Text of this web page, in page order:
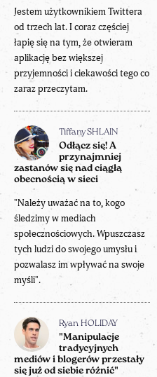
Jestem użytkownikiem Twittera
od trzech lat. I coraz częściej
łapię się na tym, że otwieram
aplikację bez większej
przyjemności i ciekawości tego co
zaraz przeczytam.
Tiffany SHLAIN
Odłącz się! A
przynajmniej
zastanów się nad ciągłą
obecnością w sieci
"Należy uważać na to, kogo
śledzimy w mediach
społecznościowych. Wpuszczasz
tych ludzi do swojego umysłu i
pozwalasz im wpływać na swoje
myśli".
Ryan HOLIDAY
"Manipulacje
tradycyjnych
mediów i blogerów przestały
się już od siebie różnić"